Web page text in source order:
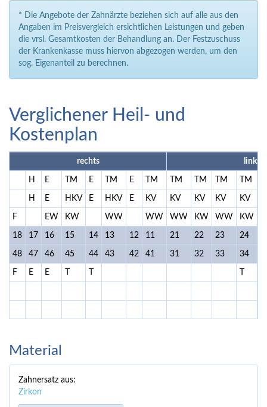
* Die Angebote der Zahnärzte beziehen sich auf alle aus den
Angaben im Preisvergleich ersichtlichen Leistungen und geben
die vrsl. Gesamtkosten der Behandlung an. Der Festzuschuss
der Krankenkasse muss hiervon abgezogen werden, um den
sog. Eigenanteil zu berechnen.
Verglichener Heil- und
Kostenplan
rechts links
H E TM E TM E TM TM TM TM TM
H E HKV E HKV E KV KV KV KV KV
F EW KW WW WW WW KW WW KW
18 17 16 15 14 13 12 11 21 22 23 24
48 47 46 45 44 43 42 41 31 32 33 34
F E E
Material
Zahnersatz aus:
Zirkon